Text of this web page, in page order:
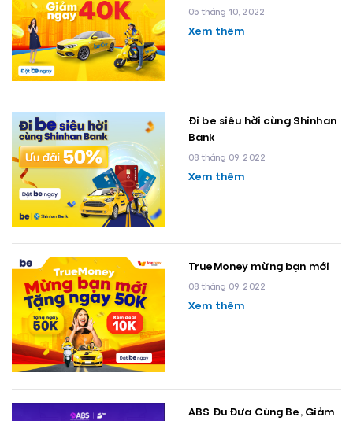
05 tháng 10, 2022
Xem thêm
Đi be siêu hời cùng Shinhan
Bank
08 tháng 09, 2022
Xem thêm
TrueMoney mừng bạn mới
08 tháng 09, 2022
Xem thêm
ABS Đu Đưa Cùng Be, Giảm